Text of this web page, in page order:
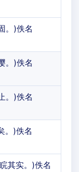
。)佚名
。)佚名
。)佚名
。)佚名
其实。)佚名